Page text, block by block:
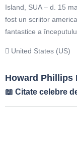
Island, SUA – d. 15
fost un scriitor
fantastice a
United States (US)
Howard Phillips
Citate celebre